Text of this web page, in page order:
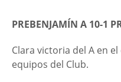
PREBENJAMÍN A 10-1
Clara victoria del A en
equipos del Club.